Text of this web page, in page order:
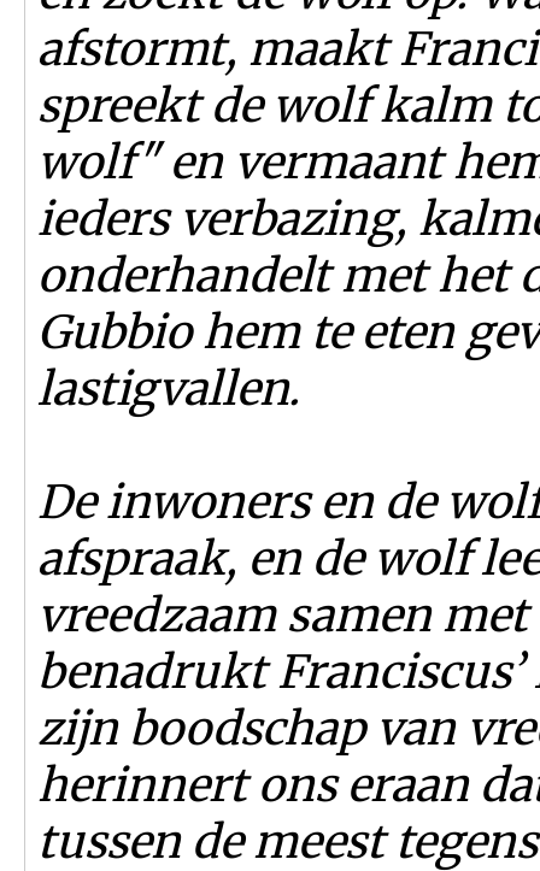
afstormt, maakt
spreekt de wolf kalm
wolf" en vermaant
ieders verbazing,
onderhandelt met het
Gubbio hem te eten
lastigvallen.
De inwoners en de
afspraak, en de wolf
vreedzaam samen
benadrukt
zijn boodschap van
herinnert ons eraan
tussen de meest